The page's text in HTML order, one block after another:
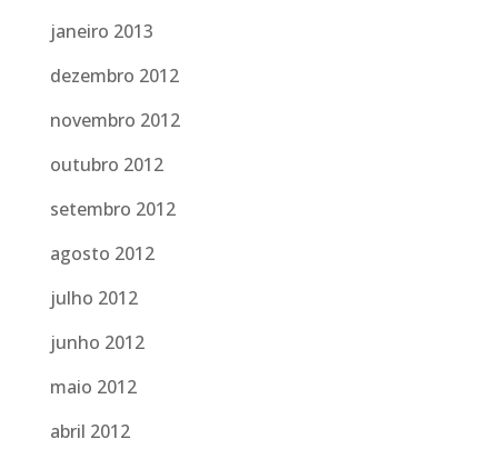
janeiro 2013
dezembro 2012
novembro 2012
outubro 2012
setembro 2012
agosto 2012
julho 2012
junho 2012
maio 2012
abril 2012